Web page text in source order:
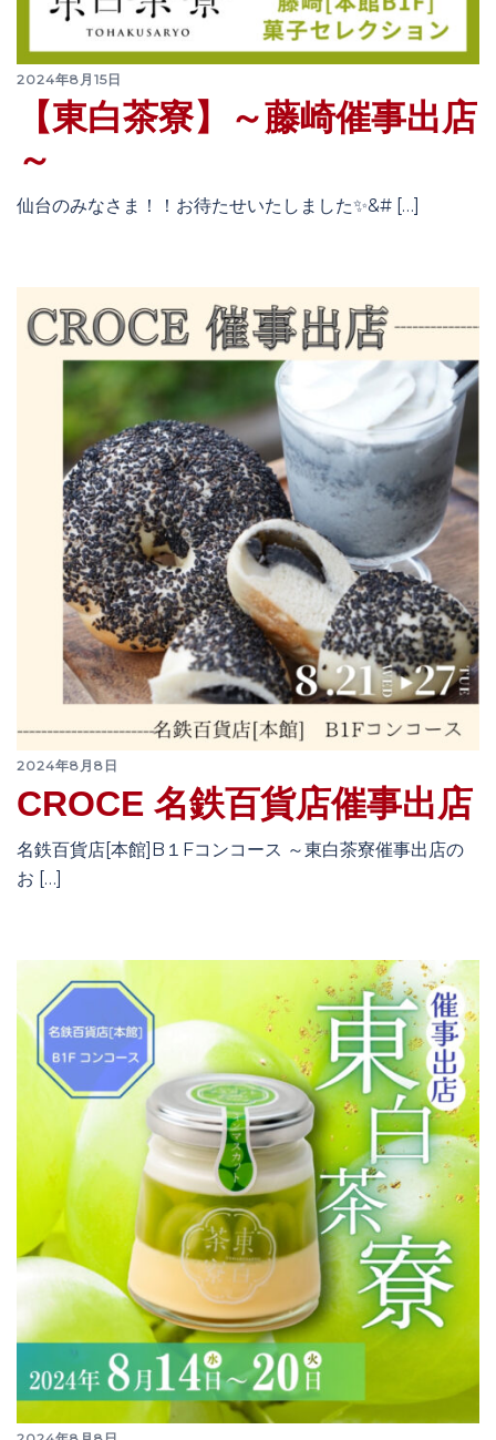
2024年8月15日
【東白茶寮】～藤崎催事出店
～
仙台のみなさま！！お待たせいたしました✨&# […]
2024年8月8日
CROCE 名鉄百貨店催事出店
名鉄百貨店[本館]B１Fコンコース ～東白茶寮催事出店の
お […]